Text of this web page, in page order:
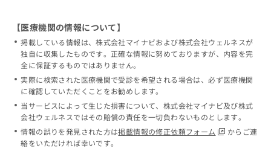
【医療機関の情報について】
掲載している情報は、株式会社マイナビおよび株式会社ウェルネスが
独自に収集したものです。正確な情報に努めておりますが、内容を完
全に保証するものではありません。
実際に検索された医療機関で受診を希望される場合は、必ず医療機関
に確認していただくことをお勧めします。
当サービスによって生じた損害について、株式会社マイナビ及び株式
会社ウェルネスではその賠償の責任を一切負わないものとします。
情報の誤りを発見された方は掲載情報の修正依頼フォーム
からご連
絡をいただければ幸いです。